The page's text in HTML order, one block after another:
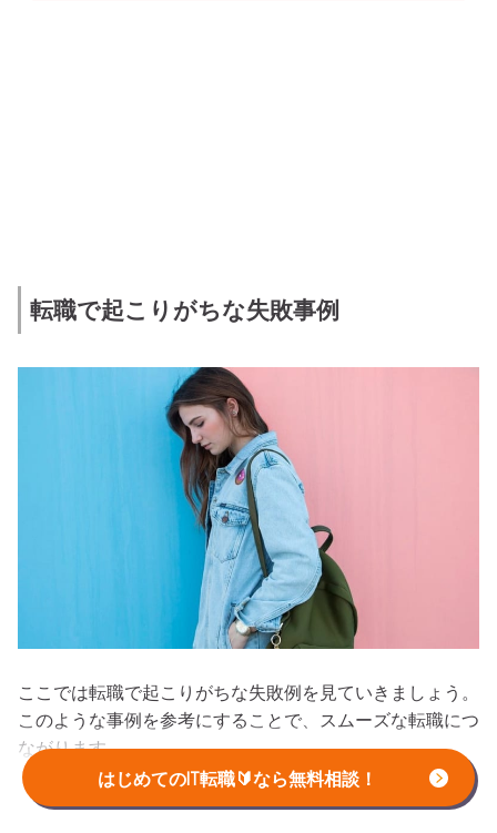
はじめてのIT転職🔰なら無料相談！
転職で起こりがちな失敗事例
ここでは転職で起こりがちな失敗例を見ていきましょう。
このような事例を参考にすることで、スムーズな転職につ
ながります。